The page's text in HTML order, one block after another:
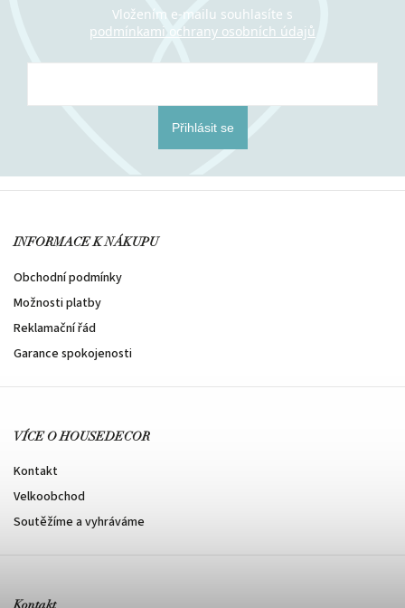
Vložením e-mailu souhlasíte s
podmínkami ochrany osobních údajů
Přihlásit se
INFORMACE K NÁKUPU
Obchodní podmínky
Možnosti platby
Reklamační řád
Garance spokojenosti
VÍCE O HOUSEDECOR
Kontakt
Velkoobchod
Soutěžíme a vyhráváme